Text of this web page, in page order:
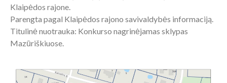
Klaipėdos rajone.
Parengta pagal Klaipėdos rajono savivaldybės informaciją.
Titulinė nuotrauka: Konkurso nagrinėjamas sklypas
Mazūriškiuose.